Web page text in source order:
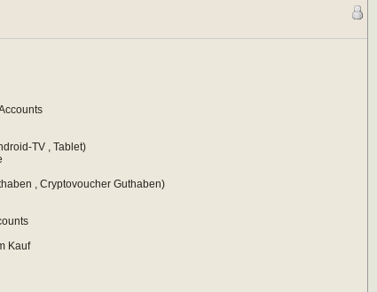
TV , Tablet)
, Cryptovoucher Guthaben)
Kauf